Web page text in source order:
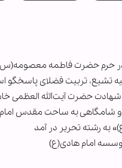
در حرم حضرت فاطمه
تشیع، تربیت فضلای پاسخگو
حضرت آیت‌الله العظمی
شامگاهی به ساحت مقدس
به رشته تحریر در آمد
امام هادی‌(ع)